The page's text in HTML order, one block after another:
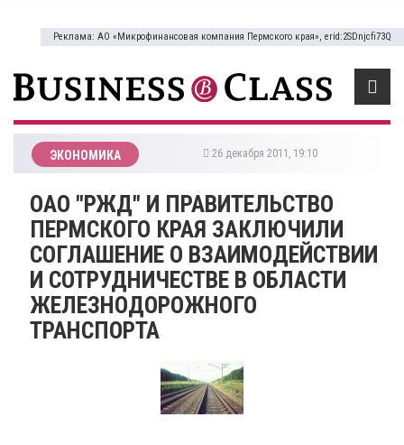
Реклама: АО «Микрофинансовая компания Пермского края», erid:2SDnjcfi73Q
ЭКОНОМИКА 26 декабря 2011, 19:10
ОАО "РЖД" И ПРАВИТЕЛЬСТВО
ПЕРМСКОГО КРАЯ ЗАКЛЮЧИЛИ
СОГЛАШЕНИЕ О ВЗАИМОДЕЙСТВИИ
И СОТРУДНИЧЕСТВЕ В ОБЛАСТИ
ЖЕЛЕЗНОДОРОЖНОГО
ТРАНСПОРТА